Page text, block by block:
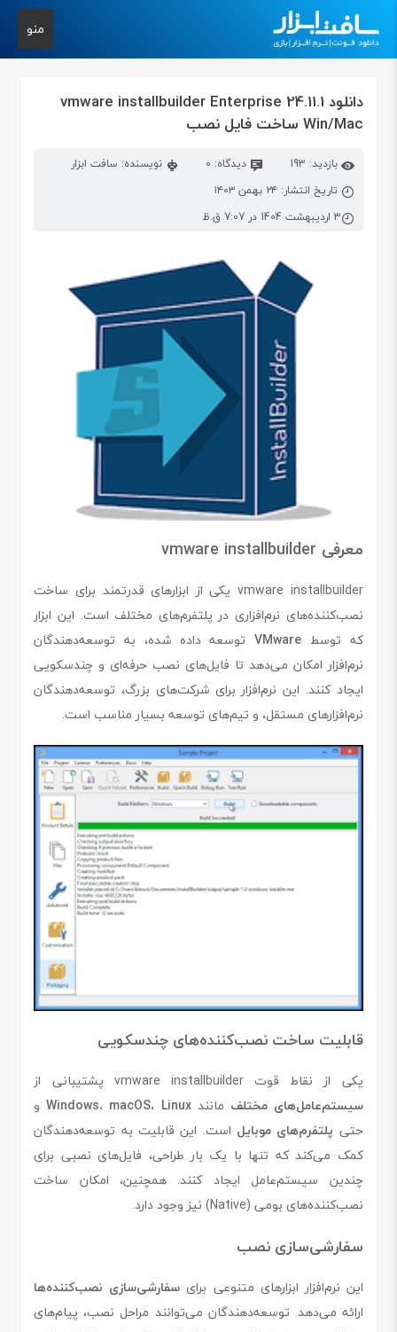
منو
دانلود vmware installbuilder Enterprise 24.11.1
Win/Mac ساخت فایل نصب
بازدید: 193 دیدگاه: 0
نویسنده: سافت ابزار
تاریخ انتشار: ۲۴ بهمن ۱۴۰۳
3 اردیبهشت 1404 در 7:07 ق.ظ
معرفی vmware installbuilder
vmware installbuilder یکی از ابزارهای قدرتمند برای ساخت
نصب‌کننده‌های نرم‌افزاری در پلتفرم‌های مختلف است. این ابزار
که توسط VMwareتوسعه داده شده، به توسعه‌دهندگان
نرم‌افزار امکان می‌دهد تا فایل‌های نصب حرفه‌ای و چندسکویی
ایجاد کنند. این نرم‌افزار برای شرکت‌های بزرگ، توسعه‌دهندگان
نرم‌افزارهای مستقل، و تیم‌های توسعه بسیار مناسب است.
قابلیت ساخت نصب‌کننده‌های چندسکویی
یکی از نقاط قوت vmware installbuilder پشتیبانی از
سیستم‌عامل‌های مختلف مانندWindows، macOS، Linuxو
حتی پلتفرم‌های موبایل است. این قابلیت به توسعه‌دهندگان
کمک می‌کند که تنها با یک بار طراحی، فایل‌های نصبی برای
چندین سیستم‌عامل ایجاد کنند. همچنین، امکان ساخت
نصب‌کننده‌های بومی (Native) نیز وجود دارد.
سفارشی‌سازی نصب
این نرم‌افزار ابزارهای متنوعی برای سفارشی‌سازی نصب‌کننده‌ها
ارائه می‌دهد. توسعه‌دهندگان می‌توانند مراحل نصب، پیام‌های